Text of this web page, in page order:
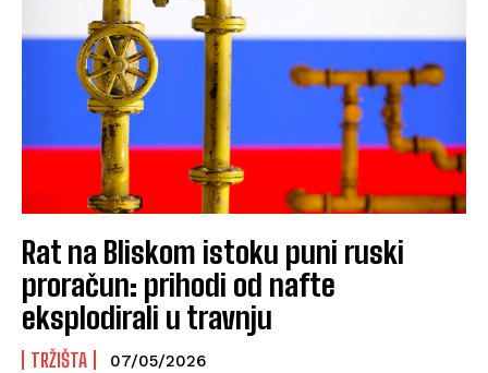
Rat na Bliskom istoku puni ruski
proračun: prihodi od nafte
eksplodirali u travnju
TRŽIŠTA 07/05/2026